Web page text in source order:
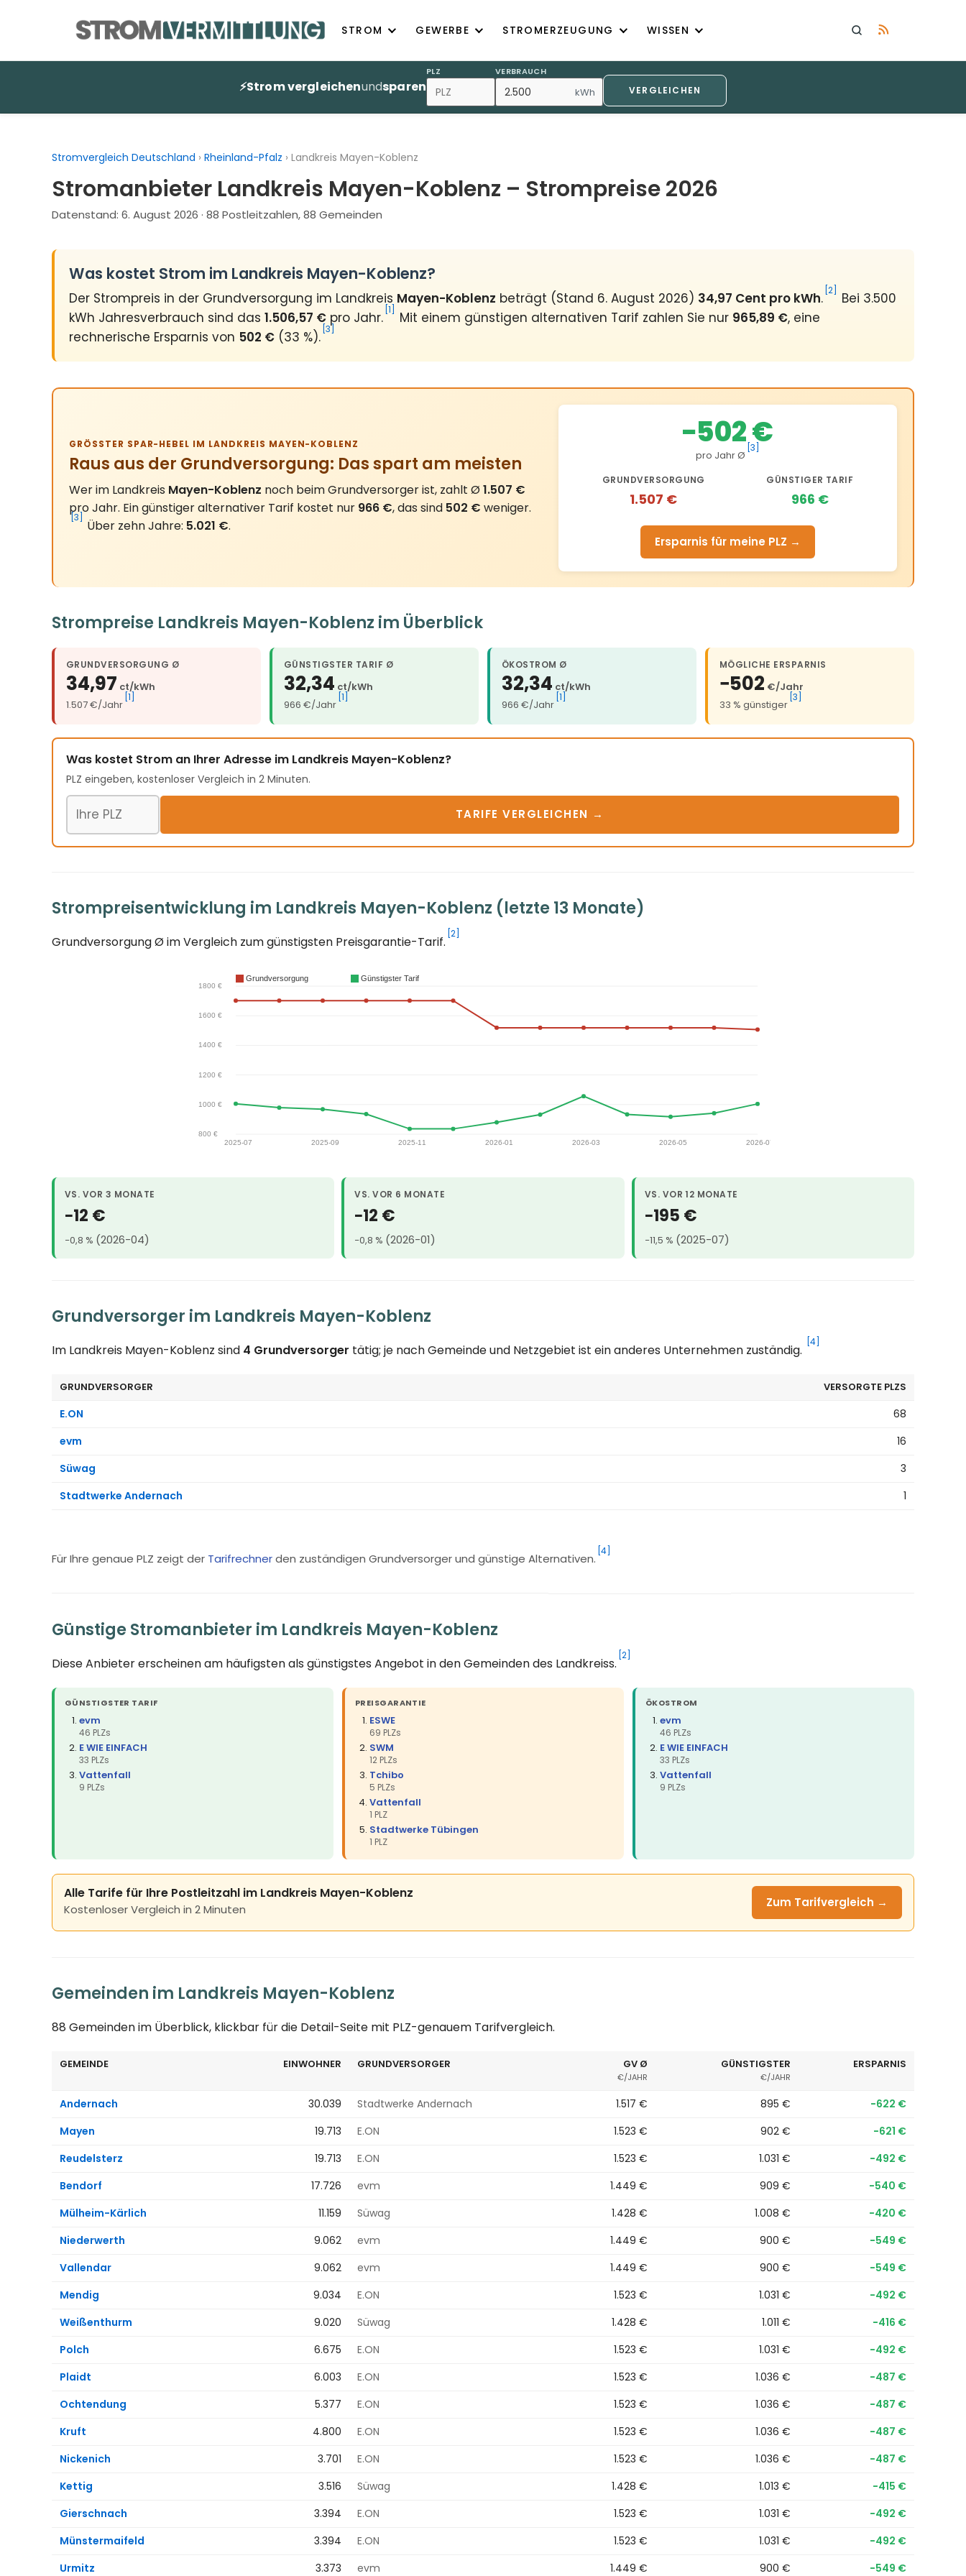
STROM GEWERBE STROMERZEUGUNG WISSEN
⚡Strom vergleichenundsparen
PLZ VERBRAUCH
kWh VERGLEICHEN
Stromvergleich Deutschland › Rheinland-Pfalz › Landkreis Mayen-Koblenz
Stromanbieter Landkreis Mayen-Koblenz – Strompreise 2026
Datenstand: 6. August 2026 · 88 Postleitzahlen, 88 Gemeinden
Was kostet Strom im Landkreis Mayen-Koblenz?
Der Strompreis in der Grundversorgung im Landkreis Mayen-Koblenz beträgt (Stand 6. August 2026) 34,97 Cent pro kWh. [2]
Bei 3.500
kWh Jahresverbrauch sind das 1.506,57 € pro Jahr. [1] Mit einem günstigen alternativen Tarif zahlen Sie nur 965,89 €, eine
rechnerische Ersparnis von 502 € (33 %). [3]
GRÖSSTER SPAR-HEBEL IM LANDKREIS MAYEN-KOBLENZ
Raus aus der Grundversorgung: Das spart am meisten
Wer im Landkreis Mayen-Koblenz noch beim Grundversorger ist, zahlt Ø1.507 €
pro Jahr. Ein günstiger alternativer Tarif kostet nur 966 €, das sind 502 € weniger.
[3] Über zehn Jahre: 5.021 €.
−502 €
pro Jahr Ø
[3]
GRUNDVERSORGUNG
1.507 €
GÜNSTIGER TARIF
966 €
Ersparnis für meine PLZ →
Strompreise Landkreis Mayen-Koblenz im Überblick
GRUNDVERSORGUNG Ø
34,97 ct/kWh
1.507 €/Jahr
[1]
GÜNSTIGSTER TARIF Ø
32,34 ct/kWh
966 €/Jahr
[1]
ÖKOSTROM Ø
32,34 ct/kWh
966 €/Jahr
[1]
MÖGLICHE ERSPARNIS
−502 €/Jahr
33 % günstiger
[3]
Was kostet Strom an Ihrer Adresse im Landkreis Mayen-Koblenz?
PLZ eingeben, kostenloser Vergleich in 2 Minuten.
Postleitzahl
TARIFE VERGLEICHEN →
Strompreisentwicklung im Landkreis Mayen-Koblenz (letzte 13 Monate)
Grundversorgung Ø im Vergleich zum günstigsten Preisgarantie-Tarif. [2]
VS. VOR 3 MONATE
−12 €
−0,8 % (2026-04)
VS. VOR 6 MONATE
−12 €
−0,8 % (2026-01)
VS. VOR 12 MONATE
−195 €
−11,5 % (2025-07)
Grundversorger im Landkreis Mayen-Koblenz
Im Landkreis Mayen-Koblenz sind 4 Grundversorger tätig; je nach Gemeinde und Netzgebiet ist ein anderes Unternehmen zuständig. [4]
GRUNDVERSORGER VERSORGTE PLZS
E.ON
68
evm
16
Süwag
3
Stadtwerke Andernach
1
Für Ihre genaue PLZ zeigt der Tarifrechnerden zuständigen Grundversorger und günstige Alternativen.
[4]
Günstige Stromanbieter im Landkreis Mayen-Koblenz
Diese Anbieter erscheinen am häufigsten als günstigstes Angebot in den Gemeinden des Landkreiss. [2]
GÜNSTIGSTER TARIF
evm
46 PLZs
E WIE EINFACH
33 PLZs
Vattenfall
9 PLZs
PREISGARANTIE
ESWE
69 PLZs
SWM
12 PLZs
Tchibo
5 PLZs
Vattenfall
1 PLZ
Stadtwerke Tübingen
1 PLZ
ÖKOSTROM
evm
46 PLZs
E WIE EINFACH
33 PLZs
Vattenfall
9 PLZs
Alle Tarife für Ihre Postleitzahl im Landkreis Mayen-Koblenz
Kostenloser Vergleich in 2 Minuten Zum Tarifvergleich →
Gemeinden im Landkreis Mayen-Koblenz
88 Gemeinden im Überblick, klickbar für die Detail-Seite mit PLZ-genauem Tarifvergleich.
GEMEINDE EINWOHNER GRUNDVERSORGER GV Ø
€/JAHR
GÜNSTIGSTER
€/JAHR
ERSPARNIS
Andernach 30.039 Stadtwerke Andernach 1.517 € 895 €
−622 €
Mayen
19.713 E.ON 1.523 € 902 €
−621 €
Reudelsterz
19.713 E.ON 1.523 € 1.031 €
−492 €
Bendorf
17.726 evm 1.449 € 909 €
−540 €
Mülheim-Kärlich
11.159 Süwag 1.428 € 1.008 €
−420 €
Niederwerth
9.062 evm 1.449 € 900 €
−549 €
Vallendar
9.062 evm 1.449 € 900 €
−549 €
Mendig
9.034 E.ON 1.523 € 1.031 €
−492 €
Weißenthurm
9.020 Süwag 1.428 € 1.011 €
−416 €
Polch
6.675 E.ON 1.523 € 1.031 €
−492 €
Plaidt
6.003 E.ON 1.523 € 1.036 €
−487 €
Ochtendung
5.377 E.ON 1.523 € 1.036 €
−487 €
Kruft
4.800 E.ON 1.523 € 1.036 €
−487 €
Nickenich
3.701 E.ON 1.523 € 1.036 €
−487 €
Kettig
3.516 Süwag 1.428 € 1.013 €
−415 €
Gierschnach
3.394 E.ON 1.523 € 1.031 €
−492 €
Münstermaifeld
3.394 E.ON 1.523 € 1.031 €
−492 €
Urmitz
3.373 evm 1.449 € 900 € −549 €